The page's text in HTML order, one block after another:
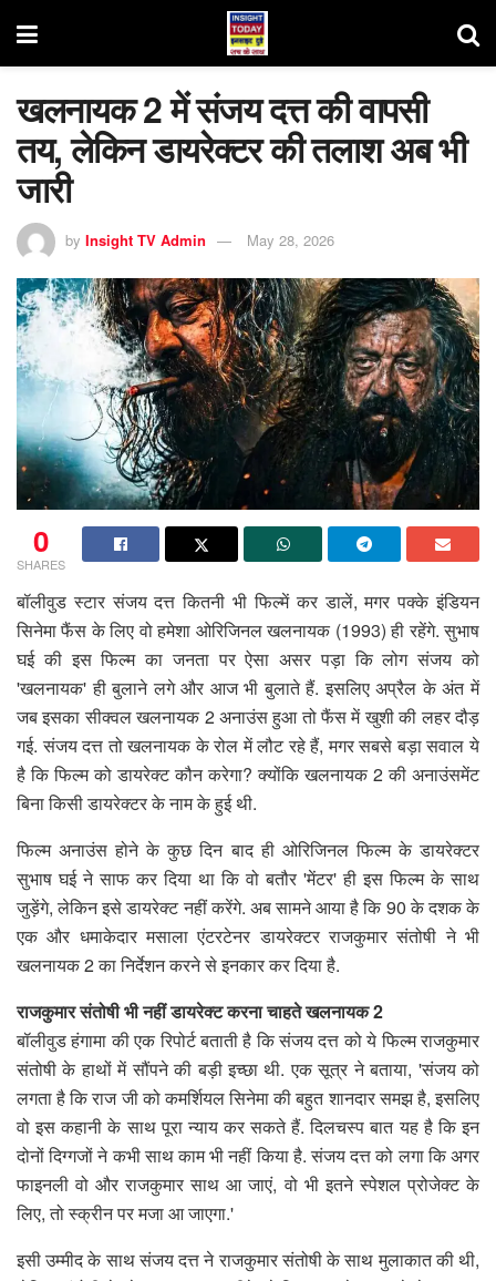
खलनायक 2 में संजय दत्त की वापसी
तय, लेकिन डायरेक्टर की तलाश अब भी
जारी
by Insight TV Admin May 28, 2026
0
SHARES
बॉलीवुड स्टार संजय दत्त कितनी भी फिल्में कर डालें, मगर पक्के इंडियन
सिनेमा फैंस के लिए वो हमेशा ओरिजिनल खलनायक (1993) ही रहेंगे. सुभाष
घई की इस फिल्म का जनता पर ऐसा असर पड़ा कि लोग संजय को
'खलनायक' ही बुलाने लगे और आज भी बुलाते हैं. इसलिए अप्रैल के अंत में
जब इसका सीक्वल खलनायक 2 अनाउंस हुआ तो फैंस में खुशी की लहर दौड़
गई. संजय दत्त तो खलनायक के रोल में लौट रहे हैं, मगर सबसे बड़ा सवाल ये
है कि फिल्म को डायरेक्ट कौन करेगा? क्योंकि खलनायक 2 की अनाउंसमेंट
बिना किसी डायरेक्टर के नाम के हुई थी.
फिल्म अनाउंस होने के कुछ दिन बाद ही ओरिजिनल फिल्म के डायरेक्टर
सुभाष घई ने साफ कर दिया था कि वो बतौर 'मेंटर' ही इस फिल्म के साथ
जुड़ेंगे, लेकिन इसे डायरेक्ट नहीं करेंगे. अब सामने आया है कि 90 के दशक के
एक और धमाकेदार मसाला एंटरटेनर डायरेक्टर राजकुमार संतोषी ने भी
खलनायक 2 का निर्देशन करने से इनकार कर दिया है.
राजकुमार संतोषी भी नहीं डायरेक्ट करना चाहते खलनायक 2
बॉलीवुड हंगामा की एक रिपोर्ट बताती है कि संजय दत्त को ये फिल्म राजकुमार
संतोषी के हाथों में सौंपने की बड़ी इच्छा थी. एक सूत्र ने बताया, 'संजय को
लगता है कि राज जी को कमर्शियल सिनेमा की बहुत शानदार समझ है, इसलिए
वो इस कहानी के साथ पूरा न्याय कर सकते हैं. दिलचस्प बात यह है कि इन
दोनों दिग्गजों ने कभी साथ काम भी नहीं किया है. संजय दत्त को लगा कि अगर
फाइनली वो और राजकुमार साथ आ जाएं, वो भी इतने स्पेशल प्रोजेक्ट के
लिए, तो स्क्रीन पर मजा आ जाएगा.'
इसी उम्मीद के साथ संजय दत्त ने राजकुमार संतोषी के साथ मुलाकात की थी,